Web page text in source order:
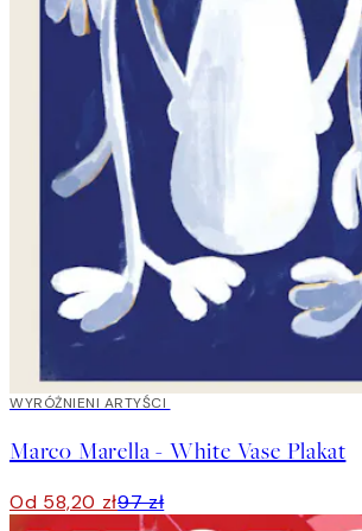
40%*
WYRÓŻNIENI ARTYŚCI
Marco Marella - White Vase Plakat
Od 58,20 zł97 zł